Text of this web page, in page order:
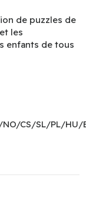
de puzzles de
les
enfants de tous
CS/SL/PL/HU/